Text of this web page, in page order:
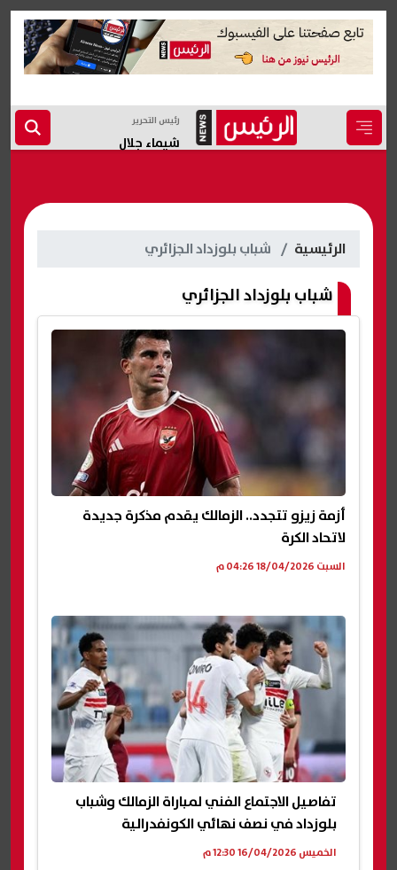
رئيس التحرير
شيماء جلال
الرئيسية شباب بلوزداد الجزائري
شباب بلوزداد الجزائري
أزمة زيزو تتجدد.. الزمالك يقدم مذكرة جديدة
لاتحاد الكرة
السبت 18/04/2026 04:26 م
تفاصيل الاجتماع الفني لمباراة الزمالك وشباب
بلوزداد في نصف نهائي الكونفدرالية
الخميس 16/04/2026 12:30 م